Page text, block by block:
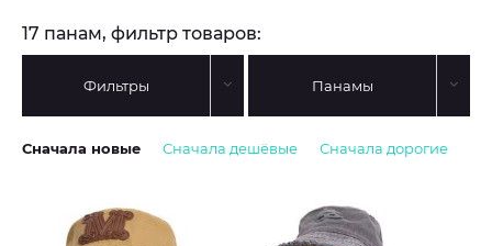
17 панам, фильтр товаров:
Фильтры Панамы
Сначала новые Сначала дешёвые Сначала дорогие